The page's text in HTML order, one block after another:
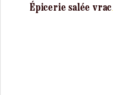
Épicerie salée vrac